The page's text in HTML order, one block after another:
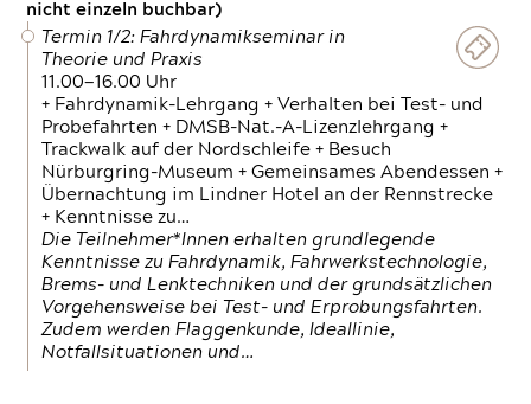
nicht einzeln buchbar)
Termin 1/2: Fahrdynamikseminar in
Theorie und Praxis
11.00—16.00 Uhr
+ Fahrdynamik-Lehrgang + Verhalten bei Test- und
Probefahrten + DMSB-Nat.-A-Lizenzlehrgang +
Trackwalk auf der Nordschleife + Besuch
Nürburgring-Museum + Gemeinsames Abendessen +
Übernachtung im Lindner Hotel an der Rennstrecke
+ Kenntnisse zu…
Die Teilnehmer*Innen erhalten grundlegende
Kenntnisse zu Fahrdynamik, Fahrwerkstechnologie,
Brems- und Lenktechniken und der grundsätzlichen
Vorgehensweise bei Test- und Erprobungsfahrten.
Zudem werden Flaggenkunde, Ideallinie,
Notfallsituationen und…